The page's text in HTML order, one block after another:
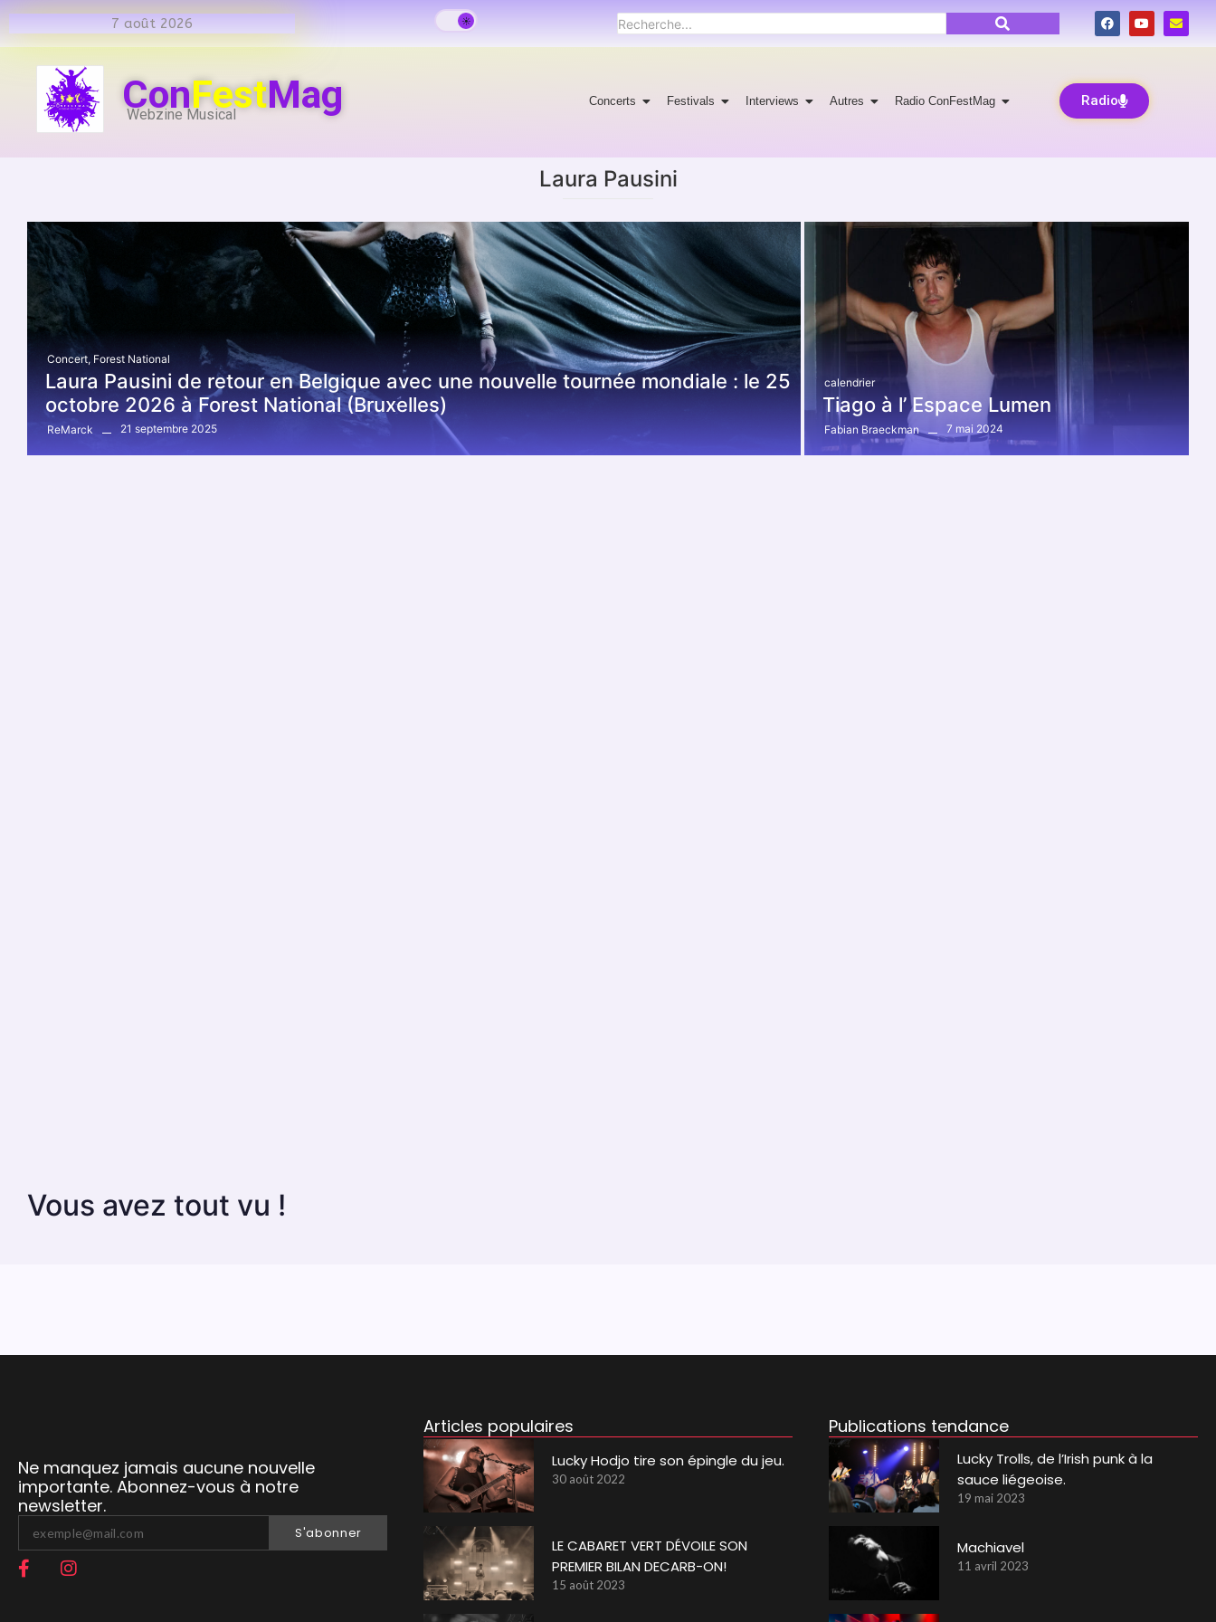
7 août 2026
ConFestMag
Webzine Musical
Concerts Festivals Interviews Autres Radio ConFestMag Radio
Laura Pausini
Concert, Forest National
Laura Pausini de retour en Belgique avec une nouvelle tournée mondiale : le 25
octobre 2026 à Forest National (Bruxelles)
ReMarck 21 septembre 2025
calendrier
Tiago à l’ Espace Lumen
Fabian Braeckman 7 mai 2024
Vous avez tout vu !
Ne manquez jamais aucune nouvelle
importante. Abonnez-vous à notre
newsletter.
S'abonner
Articles populaires
Lucky Hodjo tire son épingle du jeu.
30 août 2022
LE CABARET VERT DÉVOILE SON
PREMIER BILAN DECARB-ON!
15 août 2023
Publications tendance
Lucky Trolls, de l’Irish punk à la
sauce liégeoise.
19 mai 2023
Machiavel
11 avril 2023